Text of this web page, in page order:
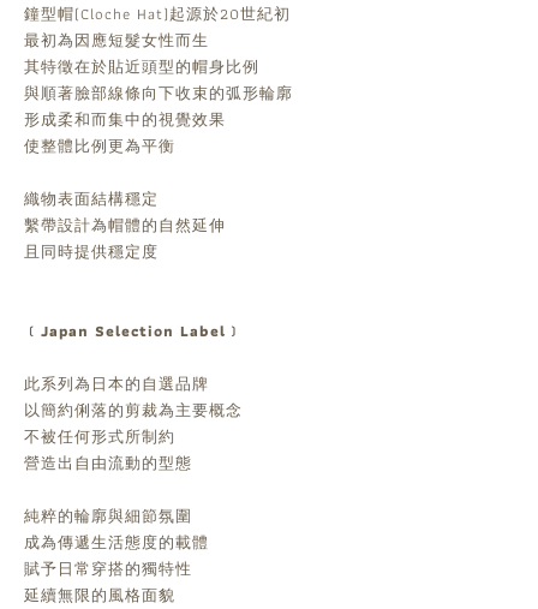
鐘型帽(Cloche Hat)起源於20世紀初
最初為因應短髮女性而生
其特徵在於貼近頭型的帽身比例
與順著臉部線條向下收束的弧形輪廓
形成柔和而集中的視覺效果
使整體比例更為平衡
織物表面結構穩定
繫帶設計為帽體的自然延伸
且同時提供穩定度
﹝Japan Selection Label﹞
此系列為日本的自選品牌
以簡約俐落的剪裁為主要概念
不被任何形式所制約
營造出自由流動的型態
純粹的輪廓與細節氛圍
成為傳遞生活態度的載體
賦予日常穿搭的獨特性
延續無限的風格面貌